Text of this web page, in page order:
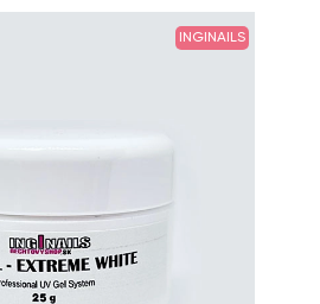
INGINAILS